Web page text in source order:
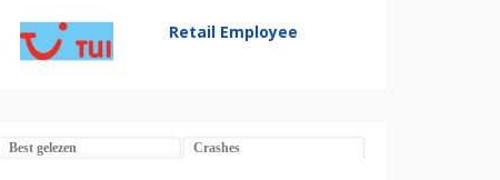
Retail Employee
Best gelezen Crashes